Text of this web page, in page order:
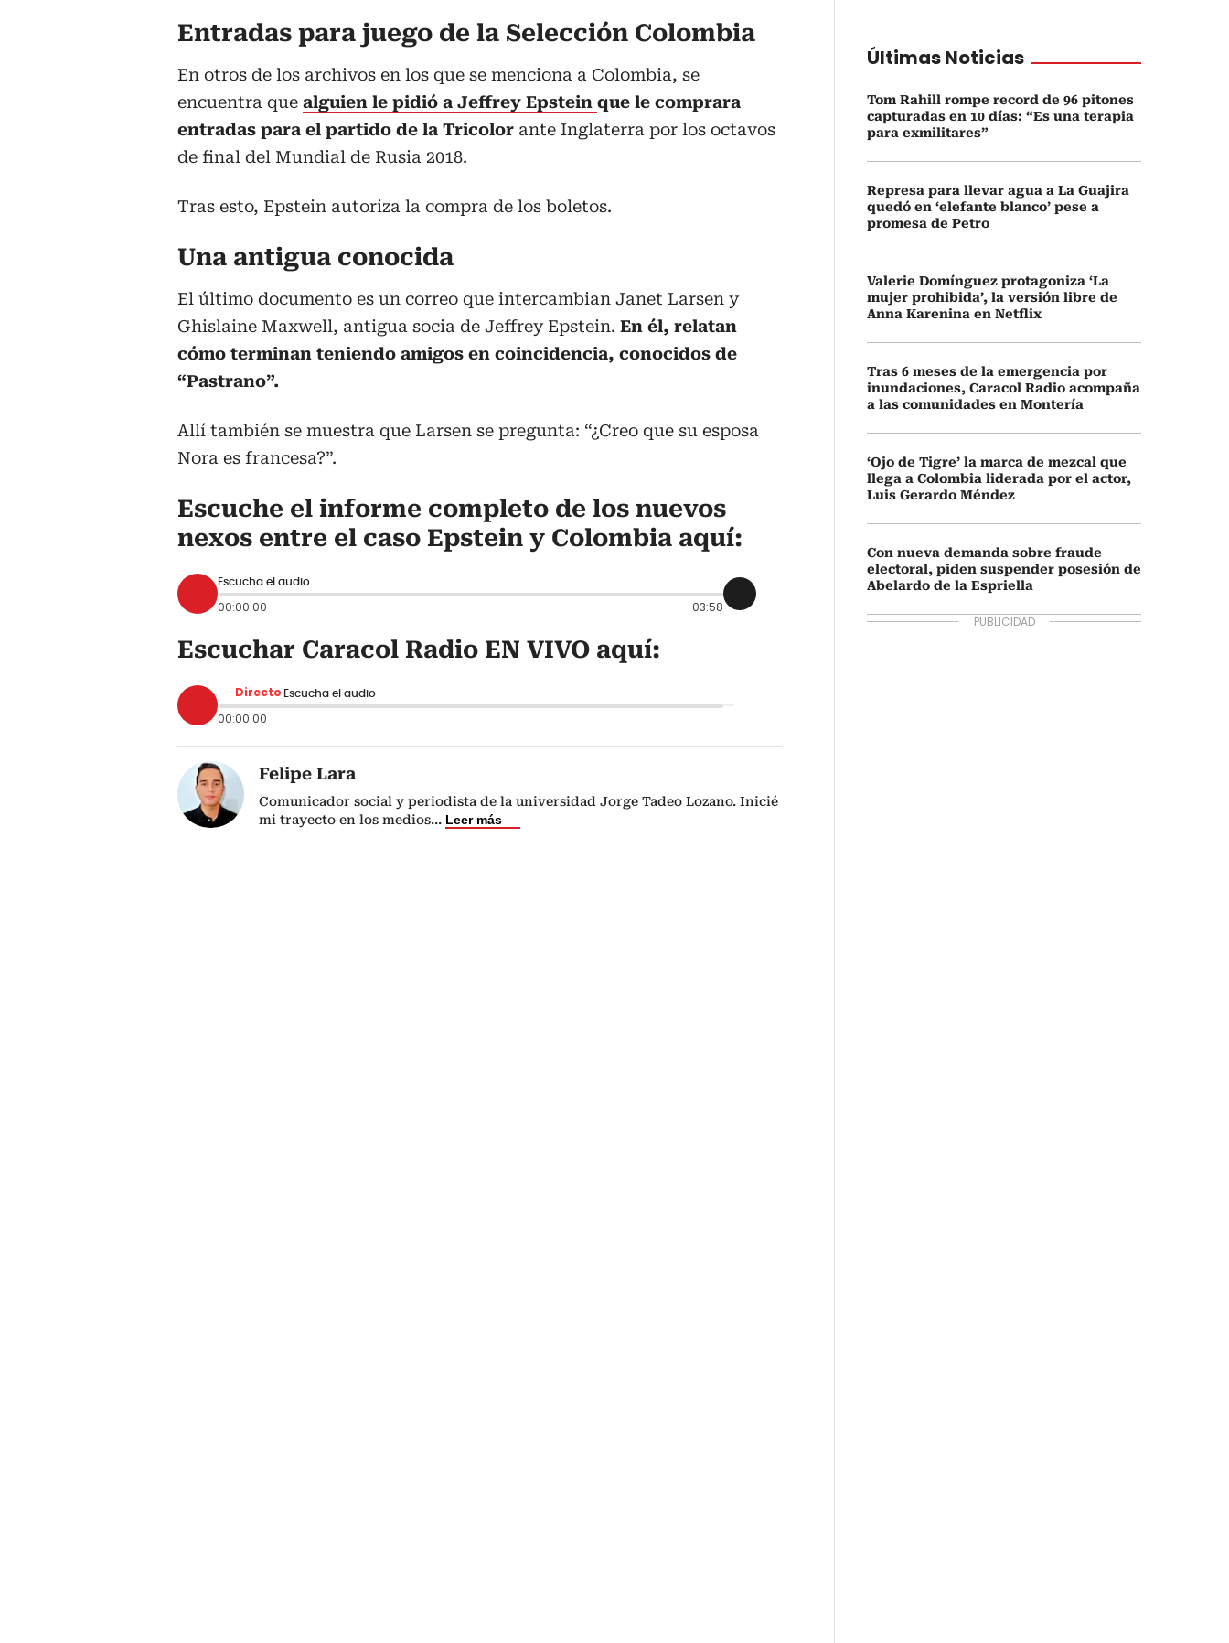
Entradas para juego de la Selección Colombia
En otros de los archivos en los que se menciona a Colombia, se
encuentra que alguien le pidió a Jeffrey Epstein que le comprara
entradas para el partido de la Tricolor ante Inglaterra por los octavos
de final del Mundial de Rusia 2018.
Tras esto, Epstein autoriza la compra de los boletos.
Una antigua conocida
El último documento es un correo que intercambian Janet Larsen y
Ghislaine Maxwell, antigua socia de Jeffrey Epstein. En él, relatan
cómo terminan teniendo amigos en coincidencia, conocidos de
“Pastrano”.
Allí también se muestra que Larsen se pregunta: “¿Creo que su esposa
Nora es francesa?”.
Escuche el informe completo de los nuevos
nexos entre el caso Epstein y Colombia aquí:
Escucha el audio
00:00:00 03:58
Escuchar Caracol Radio EN VIVO aquí:
Directo Escucha el audio
00:00:00
Felipe Lara
Comunicador social y periodista de la universidad Jorge Tadeo Lozano. Inicié
mi trayecto en los medios... Leer más
Últimas Noticias
Tom Rahill rompe record de 96 pitones
capturadas en 10 días: “Es una terapia
para exmilitares”
Represa para llevar agua a La Guajira
quedó en ‘elefante blanco’ pese a
promesa de Petro
Valerie Domínguez protagoniza ‘La
mujer prohibida’, la versión libre de
Anna Karenina en Netflix
Tras 6 meses de la emergencia por
inundaciones, Caracol Radio acompaña
a las comunidades en Montería
‘Ojo de Tigre’ la marca de mezcal que
llega a Colombia liderada por el actor,
Luis Gerardo Méndez
Con nueva demanda sobre fraude
electoral, piden suspender posesión de
Abelardo de la Espriella